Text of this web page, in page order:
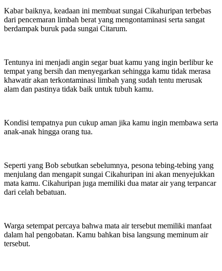
Kabar baiknya, keadaan ini membuat sungai Cikahuripan terbebas
dari pencemaran limbah berat yang mengontaminasi serta sangat
berdampak buruk pada sungai Citarum.
Tentunya ini menjadi angin segar buat kamu yang ingin berlibur ke
tempat yang bersih dan menyegarkan sehingga kamu tidak merasa
khawatir akan terkontaminasi limbah yang sudah tentu merusak
alam dan pastinya tidak baik untuk tubuh kamu.
Kondisi tempatnya pun cukup aman jika kamu ingin membawa serta
anak-anak hingga orang tua.
Seperti yang Bob sebutkan sebelumnya, pesona tebing-tebing yang
menjulang dan mengapit sungai Cikahuripan ini akan menyejukkan
mata kamu. Cikahuripan juga memiliki dua matar air yang terpancar
dari celah bebatuan.
Warga setempat percaya bahwa mata air tersebut memiliki manfaat
dalam hal pengobatan. Kamu bahkan bisa langsung meminum air
tersebut.